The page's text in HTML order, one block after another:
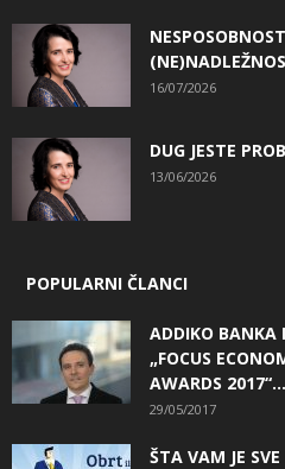
16/07/2026
DUG JESTE
13/06/2026
POPULARNI ČLANCI
ADDIKO BANKA
„FOCUS
AWARDS 2017“...
29/05/2017
ŠTA VAM JE